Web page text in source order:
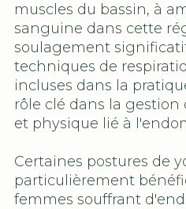
muscles du bassin, à
sanguine dans cette
soulagement
techniques de
incluses dans la
rôle clé dans la gestion
et physique lié à
Certaines postures de
particulièrement
femmes souffrant